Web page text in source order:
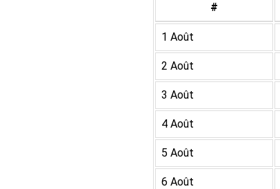
#
1 Août
2 Août
3 Août
4 Août
5 Août
6 Août